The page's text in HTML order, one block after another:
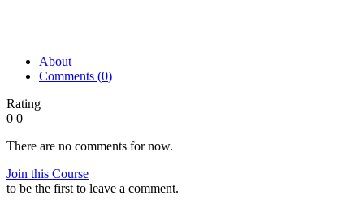
About
Comments (0)
Rating
0 0
There are no comments for now.
Join this Course
to be the first to leave a comment.